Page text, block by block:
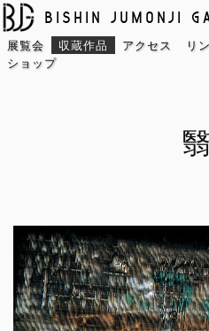
BISHIN JUMONJI
展覧会 収蔵作品 アクセス リ
ショップ
翳